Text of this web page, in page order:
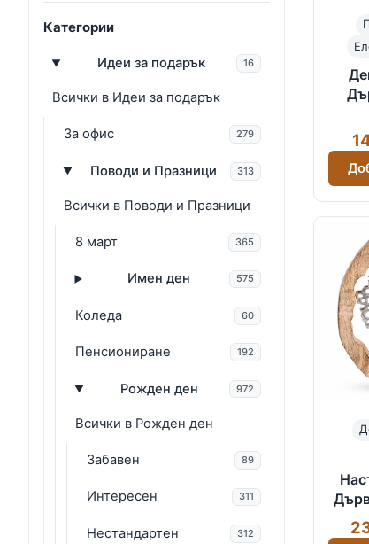
Категории
Идеи за подарък 16
Всички в Идеи за подарък
За офис 279
Поводи и Празници 313
Всички в Поводи и Празници
8 март 365
Имен ден 575
Коледа 60
Пенсиониране 192
Рожден ден 972
Всички в Рожден ден
Забавен 89
Интересен 311
Нестандартен 312